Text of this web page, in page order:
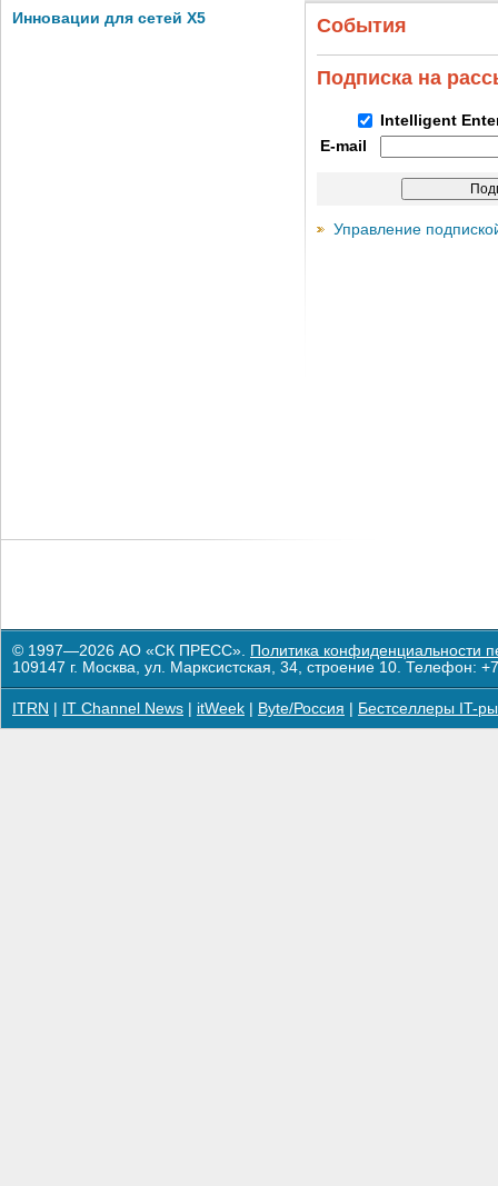
Инновации для сетей X5
События
Подписка на
Intelligent
E-mail
Управление
© 1997—2026 АО «СК ПРЕСС». Политика конфиденциальности
109147 г. Москва, ул. Марксистская, 34, строение 10. Телефон:
ITRN IT Channel News itWeek Byte/Россия Бестселлеры IT-